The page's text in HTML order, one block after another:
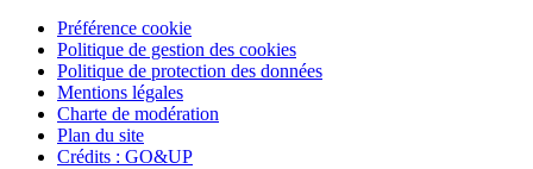
Préférence cookie
Politique de gestion des cookies
Politique de protection des données
Mentions légales
Charte de modération
Plan du site
Crédits : GO&UP